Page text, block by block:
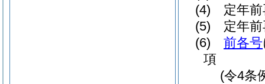
(4)
定年
(5)
定年
(6)
前各号
項
(令4条